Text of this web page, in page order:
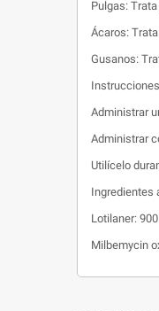
Pulgas:
Ácaros:
Gusanos:
Administrar
Administrar
Utilícelo
Ingredientes
Lotilaner:
Milbemycin